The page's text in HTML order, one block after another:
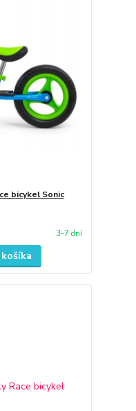
bicykel Sonic
3-7 dní